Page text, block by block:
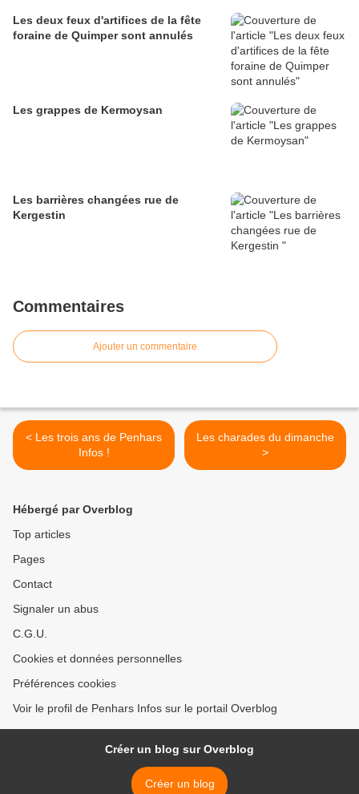
Les deux feux d'artifices de la fête
foraine de Quimper sont annulés
Les grappes de Kermoysan
Les barrières changées rue de
Kergestin
Commentaires
Ajouter un commentaire
< Les trois ans de Penhars
Infos !
Les charades du dimanche
>
Hébergé par Overblog
Top articles
Pages
Contact
Signaler un abus
C.G.U.
Cookies et données personnelles
Préférences cookies
Voir le profil de Penhars Infos sur le portail Overblog
Créer un blog sur Overblog
Créer un blog